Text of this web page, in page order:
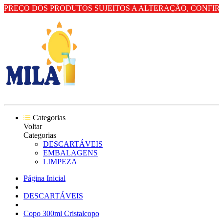
PREÇO DOS PRODUTOS SUJEITOS A ALTERAÇÃO,
Categorias
Voltar
Categorias
DESCARTÁVEIS
EMBALAGENS
LIMPEZA
Página Inicial
DESCARTÁVEIS
Copo 300ml Cristalcopo